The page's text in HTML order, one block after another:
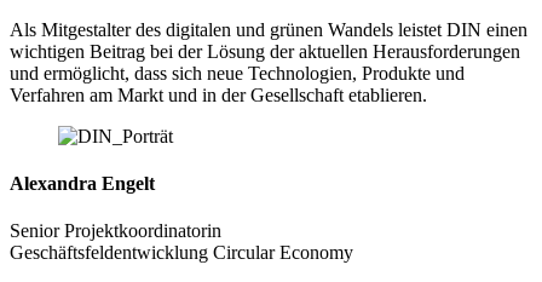
Als Mitgestalter des digitalen und grünen Wandels leistet DIN einen
wichtigen Beitrag bei der Lösung der aktuellen Herausforderungen
und ermöglicht, dass sich neue Technologien, Produkte und
Verfahren am Markt und in der Gesellschaft etablieren.
Alexandra Engelt
Senior Projektkoordinatorin
Geschäftsfeldentwicklung Circular Economy